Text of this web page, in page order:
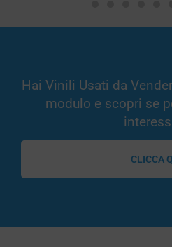
Hai Vinili Usati da
modulo e scopri se
CLICCA